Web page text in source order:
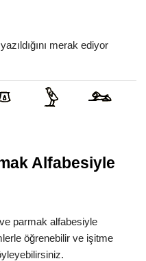
merak ediyor
Alfabesiyle
parmak alfabesiyle
öğrenebilir ve işitme